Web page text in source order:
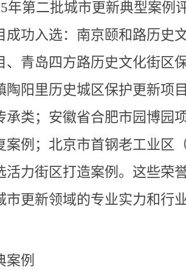
年第二批城市更新典型案例
成功入选：南京颐和路历史
、青岛四方路历史文化街区
陶阳里历史城区保护更新项
承类；安徽省合肥市园博园
案例；北京市首钢老工业区
活力街区打造案例。这些荣
市更新领域的专业实力和行
案例